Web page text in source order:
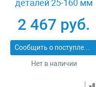
деталей 25-160 мм
2 467 руб.
Сообщить о поступлении
Нет в наличии